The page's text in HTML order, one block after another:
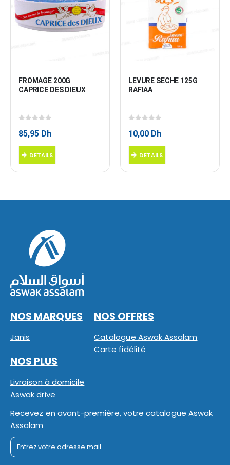
FROMAGE 200G
CAPRICE DES DIEUX
85,95 Dh
DETAILS
LEVURE SECHE 125G
RAFIAA
10,00 Dh
DETAILS
NOS MARQUES
Janis
NOS OFFRES
Catalogue Aswak Assalam
Carte fidélité
NOS PLUS
Livraison à domicile
Aswak drive
Recevez en avant-première, votre catalogue Aswak
Assalam